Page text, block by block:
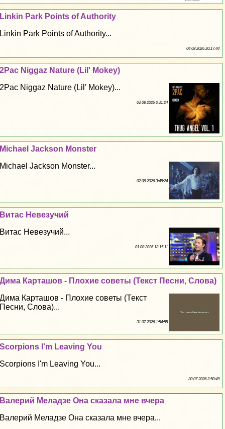
Linkin Park Points of Authority
Linkin Park Points of Authority...
04 08 2026 20:17:44
2Pac Niggaz Nature (Lil' Mokey)
2Pac Niggaz Nature (Lil' Mokey)...
03 08 2026 0:31:24
Michael Jackson Monster
Michael Jackson Monster...
02 08 2026 3:48:24
Витас Невезучий
Витас Невезучий...
01 08 2026 13:15:11
Дима Карташов - Плохие советы (Текст Песни, Слова)
Дима Карташов - Плохие советы (Текст
Песни, Слова)...
31 07 2026 1:54:55
Scorpions I'm Leaving You
Scorpions I'm Leaving You...
30 07 2026 2:50:49
Валерий Меладзе Она сказала мне вчера
Валерий Меладзе Она сказала мне вчера...